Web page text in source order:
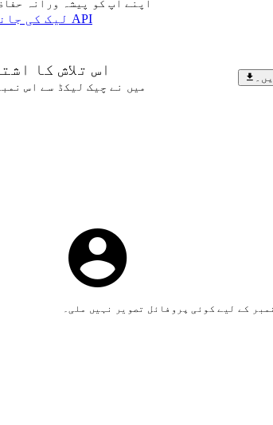
اپنے آپ کو پیشہ ورانہ
لیک کی انٹیگریٹ API
اس تلاش کا
میں نے چیک لیکڈ سے اس
کے لیے کوئی پروفائل تصویر نہیں ملی۔